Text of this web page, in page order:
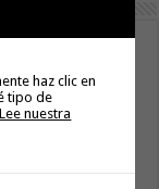
haz clic en
tipo de
Lee nuestra